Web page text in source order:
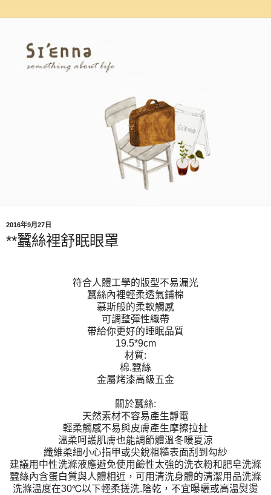
2016年9月27日
**蠶絲裡舒眠眼罩
符合人體工學的版型不易漏光
蠶絲內裡輕柔透氣鋪棉
慕斯般的柔軟觸感
可調整彈性織帶
帶給你更好的睡眠品質
19.5*9cm
材質:
棉.蠶絲
金屬烤漆高級五金
關於蠶絲:
天然素材不容易產生靜電
輕柔觸感不易與皮膚產生摩擦拉扯
溫柔呵護肌膚也能調節體溫冬暖夏涼
纖維柔細小心指甲或尖銳粗糙表面刮到勾紗
建議用中性洗滌液應避免使用鹼性太強的洗衣粉和肥皂洗滌
蠶絲內含蛋白質與人體相近，可用清洗身體的清潔用品洗滌
洗滌溫度在30℃以下輕柔搓洗.陰乾，不宜曝曬或高溫熨燙